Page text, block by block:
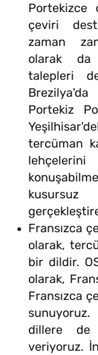
Portekizce
çeviri
zaman
olarak da
talepleri
Portekiz
tercüman
Fransızca
olarak,
bir dildir.
olarak,
Fransızca
sunuyoruz.
dillere de
veriyoruz.